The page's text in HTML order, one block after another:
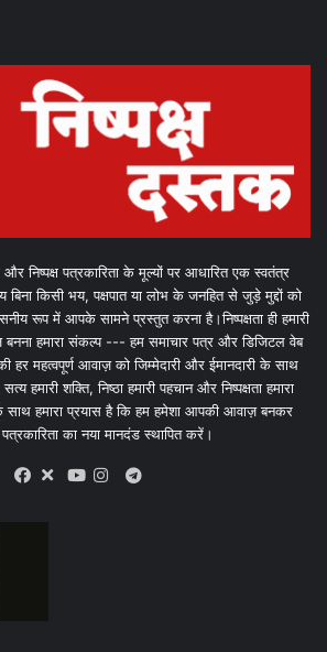
और निष्पक्ष पत्रकारिता के मूल्यों पर आधारित एक स्वतंत्र
बिना किसी भय, पक्षपात या लोभ के जनहित से जुड़े मुद्दों को
रूप में आपके सामने प्रस्तुत करना है।निष्पक्षता ही हमारी
हमारा संकल्प --- हम समाचार पत्र और डिजिटल वेब
हर महत्वपूर्ण आवाज़ को जिम्मेदारी और ईमानदारी के साथ
हमारी शक्ति, निष्ठा हमारी पहचान और निष्पक्षता हमारा
हमारा प्रयास है कि हम हमेशा आपकी आवाज़ बनकर
पत्रकारिता का नया मानदंड स्थापित करें।
X
Telegram